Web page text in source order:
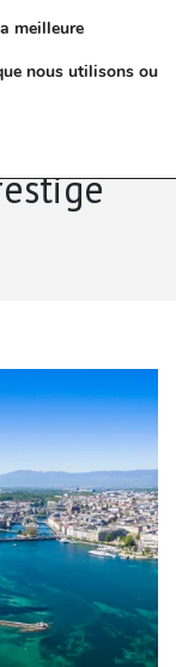
meilleure
nous utilisons ou